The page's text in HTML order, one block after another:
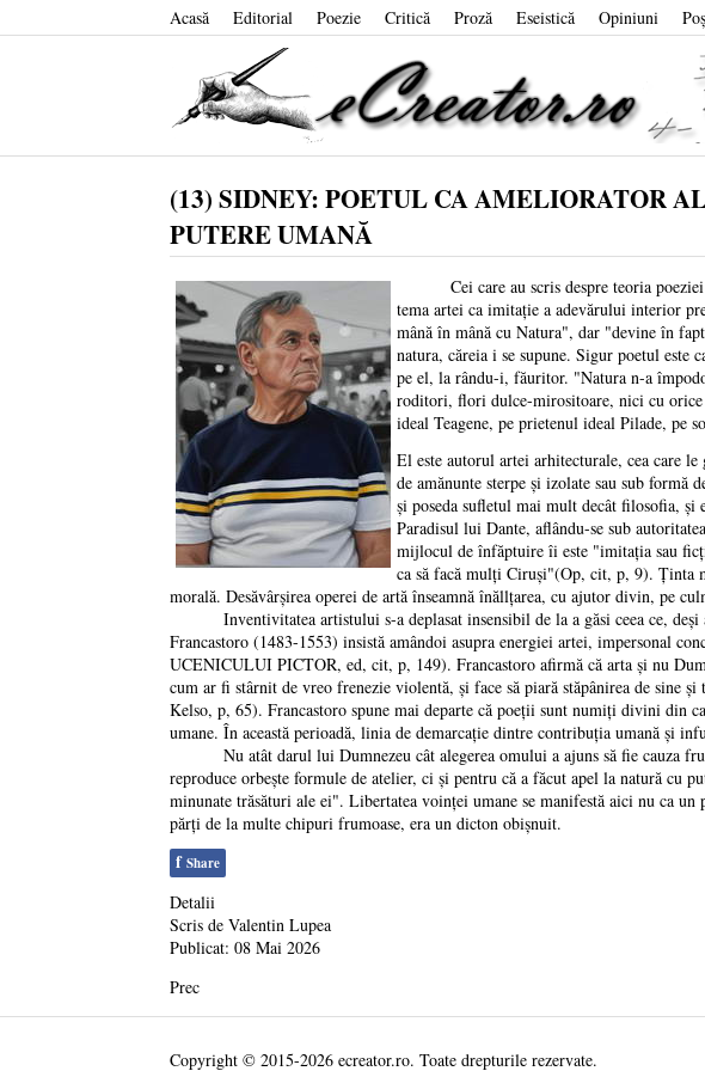
Acasă Editorial Poezie Critică Proză Eseistică Opiniuni
(13) SIDNEY: POETUL CA AMELIORATOR
PUTERE UMANĂ
Cei care au scris despre teoria poeziei
tema artei ca imitație a adevărului interior
mână în mână cu Natura", dar "devine în
natura, căreia i se supune. Sigur poetul este
pe el, la rându-i, făuritor. "Natura n-a
roditori, flori dulce-mirositoare, nici cu
ideal Teagene, pe prietenul ideal Pilade, pe
El este autorul artei arhitecturale, cea care
de amănunte sterpe și izolate sau sub
și poseda sufletul mai mult decât filosofia,
Paradisul lui Dante, aflându-se sub
mijlocul de înfăptuire îi este "imitația sau
ca să facă mulți Ciruși"(Op, cit, p, 9). Ținta
morală. Desăvârșirea operei de artă înseamnă înăllțarea, cu ajutor divin, pe
Inventivitatea artistului s-a deplasat insensibil de la a găsi ceea ce, deși
Francastoro (1483-1553) insistă amândoi asupra energiei artei, impersonal
UCENICULUI PICTOR, ed, cit, p, 149). Francastoro afirmă că arta și nu
cum ar fi stârnit de vreo frenezie violentă, și face să piară stăpânirea de
Kelso, p, 65). Francastoro spune mai departe că poeții sunt numiți divini din
umane. În această perioadă, linia de demarcație dintre contribuția umană și
Nu atât darul lui Dumnezeu cât alegerea omului a ajuns să fie cauza
reproduce orbește formule de atelier, ci și pentru că a făcut apel la natură cu
minunate trăsături ale ei". Libertatea voinței umane se manifestă aici nu ca un
părți de la multe chipuri frumoase, era un dicton obișnuit.
f Share
Detalii
Scris de Valentin Lupea
Publicat: 08 Mai 2026
Prec
Copyright © 2015-2026 ecreator.ro. Toate drepturile rezervate.